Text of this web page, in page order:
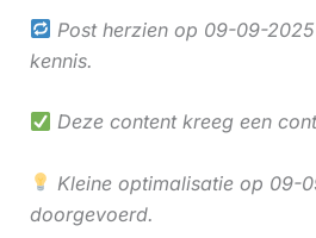
Post herzien op 09-09-
kennis.
Deze content kreeg een
Kleine optimalisatie op 09-
doorgevoerd.